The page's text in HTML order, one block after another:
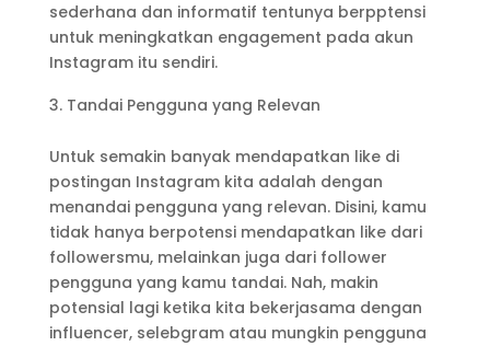
sederhana dan informatif tentunya berpptensi
untuk meningkatkan engagement pada akun
Instagram itu sendiri.
Tandai Pengguna yang Relevan
Untuk semakin banyak mendapatkan like di
postingan Instagram kita adalah dengan
menandai pengguna yang relevan. Disini, kamu
tidak hanya berpotensi mendapatkan like dari
followersmu, melainkan juga dari follower
pengguna yang kamu tandai. Nah, makin
potensial lagi ketika kita bekerjasama dengan
influencer, selebgram atau mungkin pengguna